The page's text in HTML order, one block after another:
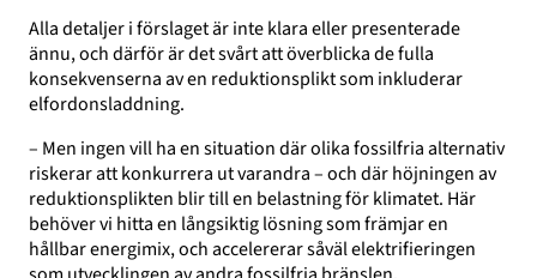
Alla detaljer i förslaget är inte klara eller presenterade
ännu, och därför är det svårt att överblicka de fulla
konsekvenserna av en reduktionsplikt som inkluderar
elfordonsladdning.
– Men ingen vill ha en situation där olika fossilfria alternativ
riskerar att konkurrera ut varandra – och där höjningen av
reduktionsplikten blir till en belastning för klimatet. Här
behöver vi hitta en långsiktig lösning som främjar en
hållbar energimix, och accelererar såväl elektrifieringen